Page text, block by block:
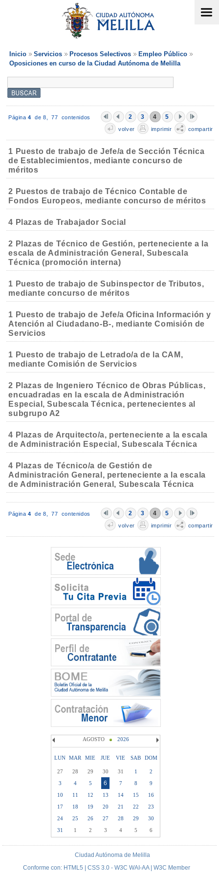
Inicio Servicios Procesos Selectivos
Empleo Público
Oposiciones en curso de la Ciudad Autónoma de Melilla
Página 4 de 8,77 contenidos 2 3 4 5
volver imprimir compartir
1 Puesto de trabajo de Jefe/a de Sección Técnica
de Establecimientos, mediante concurso de
méritos
2 Puestos de trabajo de Técnico Contable de
Fondos Europeos, mediante concurso de méritos
4 Plazas de Trabajador Social
2 Plazas de Técnico de Gestión, perteneciente a la
escala de Administración General, Subescala
Técnica (promoción interna)
1 Puesto de trabajo de Subinspector de Tributos,
mediante concurso de méritos
1 Puesto de trabajo de Jefe/a Oficina Información y
Atención al Ciudadano-B-, mediante Comisión de
Servicios
1 Puesto de trabajo de Letrado/a de la CAM,
mediante Comisión de Servicios
2 Plazas de Ingeniero Técnico de Obras Públicas,
encuadradas en la escala de Administración
Especial, Subescala Técnica, pertenecientes al
subgrupo A2
4 Plazas de Arquitecto/a, perteneciente a la escala
de Administración Especial, Subescala Técnica
4 Plazas de Técnico/a de Gestión de
Administración General, perteneciente a la escala
de Administración General, Subescala Técnica
Página 4 de 8,77 contenidos 2 3 4 5
volver imprimir compartir
AGOSTO 2026
LUN MAR MIE JUE VIE SAB DOM
27 28 29 30 31 1
2
3
4 5 6 7 8
9
10
11 12 13 14 15
16
17
18 19 20 21 22
23
24
25 26 27 28 29
30
31
1 2 3 4 5 6
Ciudad Autónoma de Melilla
Conforme con: HTML5 | CSS 3.0 - W3C WAI-AA | W3C Member